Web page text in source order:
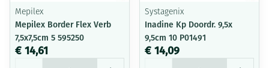
Mepilex
Mepilex Border Flex Verb
7,5x7,5cm 5 595250
€ 14,61
Systagenix
Inadine Kp Doordr. 9,5x
9,5cm 10 P01491
€ 14,09